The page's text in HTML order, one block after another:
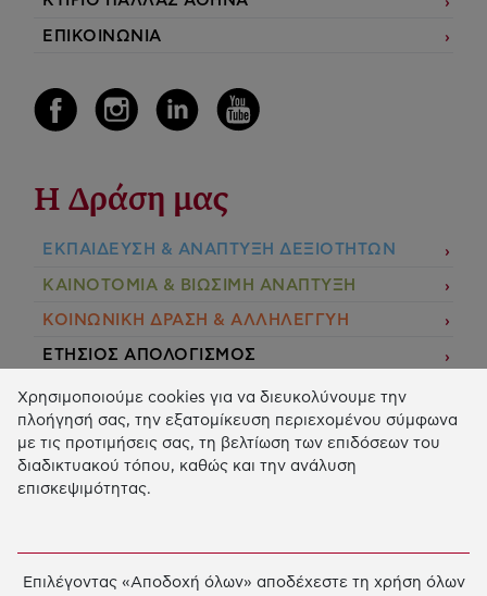
ΕΠΙΚΟΙΝΩΝΙΑ
Η Δράση μας
ΕΚΠΑIΔΕΥΣΗ & ΑΝΑΠΤΥΞΗ ΔΕΞΙΟΤΗΤΩΝ
ΚΑΙΝΟΤΟΜΙΑ & ΒΙΩΣΙΜΗ ΑΝΑΠΤΥΞΗ
ΚΟΙΝΩΝΙΚΗ ΔΡΑΣΗ & ΑΛΛΗΛΕΓΓΥΗ
ΕΤΗΣΙΟΣ ΑΠΟΛΟΓΙΣΜΟΣ
E-LIBRARY
ΧΡΗΜΑΤΟΔΟΤΗΣΕΙΣ
ΑΙΤΗΣΗ ΧΡΗΜΑΤΟΔΟΤΗΣΗΣ
Δεδομένων
Χρησιμοποιούμε cookies για να διευκολύνουμε την
πλοήγησή σας, την εξατομίκευση περιεχομένου σύμφωνα
με τις προτιμήσεις σας, τη βελτίωση των επιδόσεων του
διαδικτυακού τόπου, καθώς και την ανάλυση
επισκεψιμότητας.
Επιλέγοντας «Αποδοχή όλων» αποδέχεστε τη χρήση όλων